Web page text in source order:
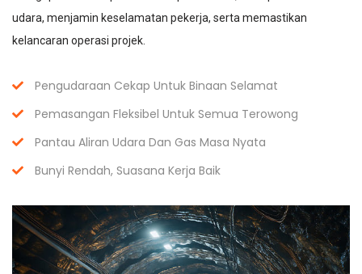
udara, menjamin keselamatan pekerja, serta memastikan
kelancaran operasi projek.
Pengudaraan Cekap Untuk Binaan Selamat
Pemasangan Fleksibel Untuk Semua Terowong
Pantau Aliran Udara Dan Gas Masa Nyata
Bunyi Rendah, Suasana Kerja Baik